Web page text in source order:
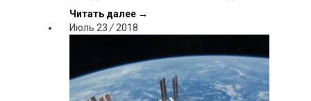
Читать далее →
Июль 23 / 2018